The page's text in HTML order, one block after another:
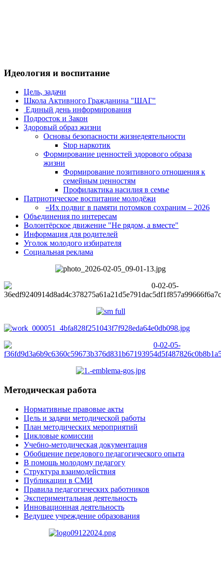
Идеология и воспитание
Цель, задачи
Школа Активного Гражданина "ШАГ"
Единый день информирования
Подросток и Закон
Здоровый образ жизни
Основы безопасности жизнедеятельности
Stop наркотик
Формирование ценностей здорового образа
жизни
Формирование позитивного отношения к
семейным ценностям
Профилактика насилия в семье
Патриотическое воспитание молодёжи
«Их подвиг в памяти потомков сохраним – 2026
Объединения по интересам
Волонтёрское движение "Не рядом, а вместе"
Информация для родителей
Уголок молодого избирателя
Социальная реклама
Методическая работа
Нормативные правовые акты
Цель и задачи методической работы
План методических мероприятий
Цикловые комиссии
Учебно-методическая документация
Обобщение передового педагогического опыта
В помощь молодому педагогу
Структура взаимодействия
Публикации в СМИ
Правила педагогических работников
Экспериментальная деятельность
Инновационная деятельность
Ведущее учреждение образования